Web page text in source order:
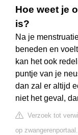
Hoe weet je
is?
Na je
beneden en
kan het ook
puntje van je
dan zal er altijd
niet het geval,
Verzoek tot
op